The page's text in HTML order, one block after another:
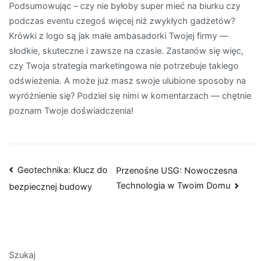
Podsumowując – czy nie byłoby super mieć na biurku czy
podczas eventu czegoś więcej niż zwykłych gadżetów?
Krówki z logo są jak małe ambasadorki Twojej firmy —
słodkie, skuteczne i zawsze na czasie. Zastanów się więc,
czy Twoja strategia marketingowa nie potrzebuje takiego
odświeżenia. A może już masz swoje ulubione sposoby na
wyróżnienie się? Podziel się nimi w komentarzach — chętnie
poznam Twoje doświadczenia!
Nawigacja
wpisu
Geotechnika: Klucz do
bezpiecznej budowy
Przenośne USG: Nowoczesna
Technologia w Twoim Domu
Szukaj